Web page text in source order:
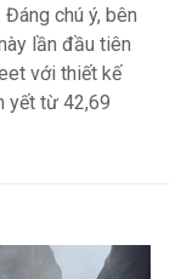
chú ý, bên
lần đầu tiên
với thiết kế
yết từ 42,69